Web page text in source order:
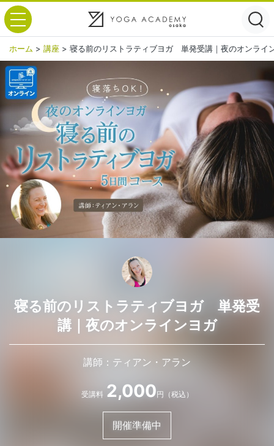
ホーム > 講座 > 寝る前のリストラティブヨガ 単発受講｜夜のオンライ
寝る前のリストラティブヨガ 単発受
講｜夜のオンラインヨガ
講師：ティアン・アラン
受講料 2,000円（税込）
開催準備中
toggle navigation